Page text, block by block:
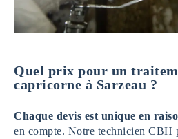
Quel prix pour un
capricorne à Sarzeau ?
Chaque devis est unique en
en compte. Notre technicien CBH